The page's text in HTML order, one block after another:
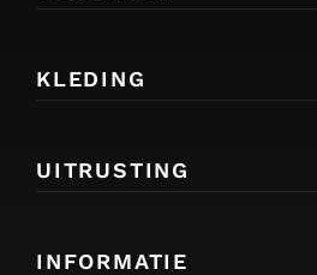
KLEDING
UITRUSTING
INFORMATIE